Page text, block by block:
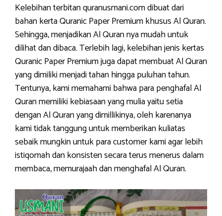
Kelebihan terbitan quranusmani.com dibuat dari
bahan kerta Quranic Paper Premium khusus Al Quran.
Sehingga, menjadikan Al Quran nya mudah untuk
dilihat dan dibaca. Terlebih lagi, kelebihan jenis kertas
Quranic Paper Premium juga dapat membuat Al Quran
yang dimiliki menjadi tahan hingga puluhan tahun.
Tentunya, kami memahami bahwa para penghafal Al
Quran memiliki kebiasaan yang mulia yaitu setia
dengan Al Quran yang dimillikinya, oleh karenanya
kami tidak tanggung untuk memberikan kuliatas
sebaik mungkin untuk para customer kami agar lebih
istiqomah dan konsisten secara terus menerus dalam
membaca, memurajaah dan menghafal Al Quran.